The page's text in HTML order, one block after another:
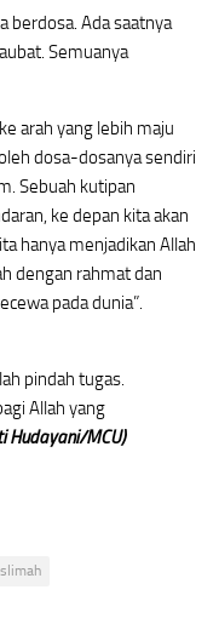
berdosa. Ada saatnya
Semuanya
arah yang lebih maju
dosa-dosanya sendiri
Sebuah kutipan
ke depan kita akan
hanya menjadikan Allah
dengan rahmat dan
pada dunia”.
pindah tugas.
Allah yang
Hudayani/MCU)